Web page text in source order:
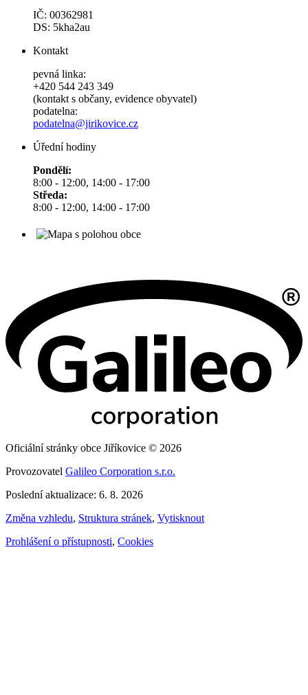
IČ: 00362981
DS: 5kha2au
Kontakt
pevná linka:
+420 544 243 349
(kontakt s občany, evidence obyvatel)
podatelna:
podatelna@jirikovice.cz
Úřední hodiny
Pondělí:
8:00 - 12:00, 14:00 - 17:00
Středa:
8:00 - 12:00, 14:00 - 17:00
Oficiální stránky obce Jiříkovice © 2026
Provozovatel Galileo Corporation s.r.o.
Poslední aktualizace: 6. 8. 2026
Změna vzhledu, Struktura stránek, Vytisknout
Prohlášení o přístupnosti, Cookies